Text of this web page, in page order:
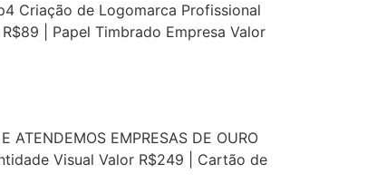
Criação de Logomarca Profissional
| Papel Timbrado Empresa Valor
ATENDEMOS EMPRESAS DE OURO
Visual Valor R$249 | Cartão de